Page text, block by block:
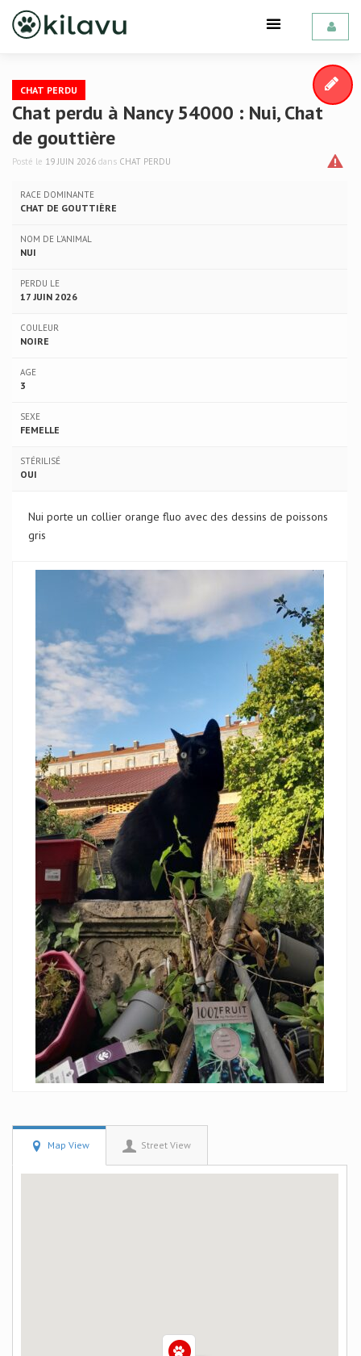
CHAT PERDU
Chat perdu à Nancy 54000 : Nui, Chat
de gouttière
Posté le 19 JUIN 2026 dans CHAT PERDU
RACE DOMINANTE
CHAT DE GOUTTIÈRE
NOM DE L'ANIMAL
NUI
PERDU LE
17 JUIN 2026
COULEUR
NOIRE
AGE
3
SEXE
FEMELLE
STÉRILISÉ
OUI
Nui porte un collier orange fluo avec des dessins de poissons
gris
Map View Street View